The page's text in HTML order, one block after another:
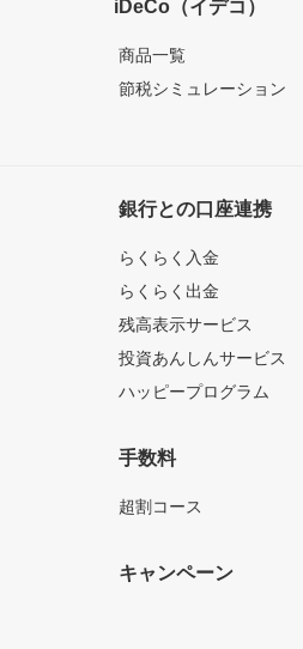
iDeCo（イデコ）
商品一覧
節税シミュレーション
銀行との口座連携
らくらく入金
らくらく出金
残高表示サービス
投資あんしんサービス
ハッピープログラム
手数料
超割コース
キャンペーン